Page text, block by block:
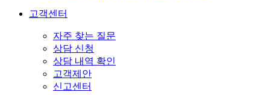
고객센터
자주 찾는 질문
상담 신청
상담 내역 확인
고객제안
신고센터